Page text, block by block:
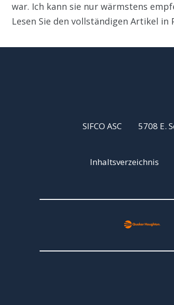
war. Ich kann sie nur wärmstens
Lesen Sie den vollständigen Artikel
SIFCO ASC 5708 E.
Inhaltsverzeichnis